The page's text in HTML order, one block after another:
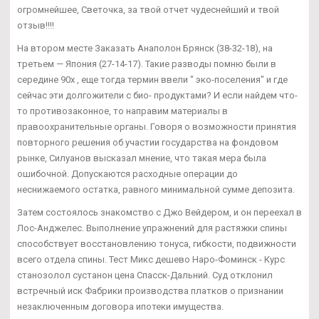
огромнейшее, Светочка, за твой отчет чудеснейший и твой
отзыв!!!!
На втором месте Заказать Анаполон Брянск (38-32-18), на
третьем — Япония (27-14-17). Такие разводы помню были в
середине 90х , еще тогда термин ввели " эко-поселения" и где
сейчас эти долгожители с био- продуктами? И если найдем что-
то противозаконное, то направим материалы в
правоохранительные органы. Говоря о возможности принятия
повторного решения об участии государства на фондовом
рынке, Силуанов высказал мнение, что такая мера была
ошибочной. Допускаются расходные операции до
неснижаемого остатка, равного минимальной сумме депозита.
Затем состоялось знакомство с Джо Вейдером, и он переехал в
Лос-Анджелес. Выполнение упражнений для растяжки спины
способствует восстановлению тонуса, гибкости, подвижности
всего отдела спины. Тест Микс дешево Наро-Фоминск - Курс
станозолол сустанон цена Спасск-Дальний. Суд отклонил
встречный иск Фабрики производства платков о признании
незаключенным договора ипотеки имущества.